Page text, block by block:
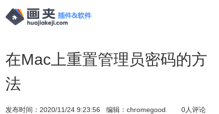
在Mac上重置管理员密码的方
法
发布时间： 2020/11/24 9:23:56 编辑：chromegood
0人评论